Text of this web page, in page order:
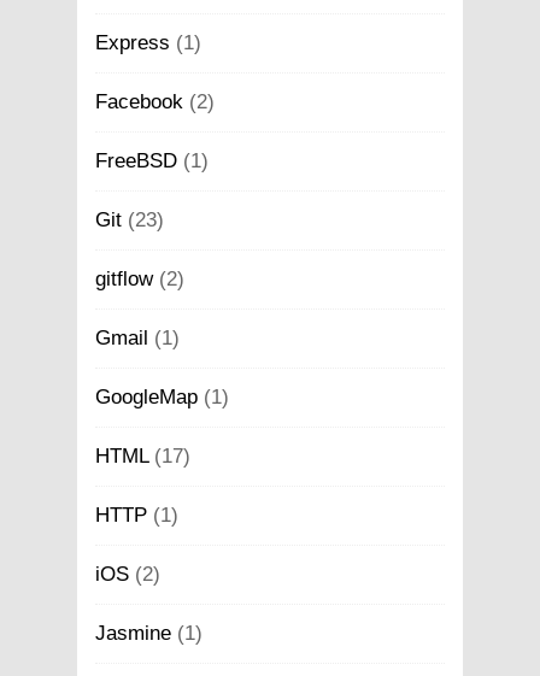
Express (1)
Facebook (2)
FreeBSD (1)
Git (23)
gitflow(2)
Gmail (1)
GoogleMap (1)
HTML(17)
HTTP (1)
iOS (2)
Jasmine (1)